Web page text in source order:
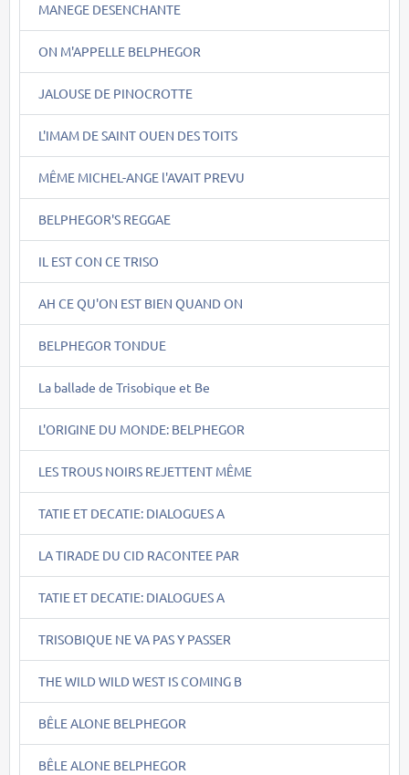
MANEGE DESENCHANTE
ON M'APPELLE BELPHEGOR
JALOUSE DE PINOCROTTE
L'IMAM DE SAINT OUEN DES TOITS
MÊME MICHEL-ANGE l'AVAIT PREVU
BELPHEGOR'S REGGAE
IL EST CON CE TRISO
AH CE QU'ON EST BIEN QUAND ON
BELPHEGOR TONDUE
La ballade de Trisobique et Be
L'ORIGINE DU MONDE: BELPHEGOR
LES TROUS NOIRS REJETTENT MÊME
TATIE ET DECATIE: DIALOGUES A
LA TIRADE DU CID RACONTEE PAR
TATIE ET DECATIE: DIALOGUES A
TRISOBIQUE NE VA PAS Y PASSER
THE WILD WILD WEST IS COMING B
BÊLE ALONE BELPHEGOR
BÊLE ALONE BELPHEGOR